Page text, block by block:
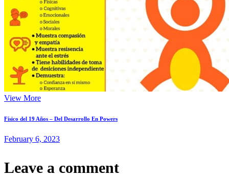
View More
Físico del 19 Años – Del Desarrollo En Powers
February 6, 2023
Leave a comment